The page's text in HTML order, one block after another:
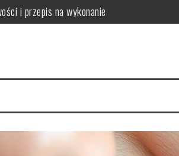
i przepis na wykonanie
w pielęgnacji skóry
dla zdrowia jamy ustnej, zębów i przyzębia